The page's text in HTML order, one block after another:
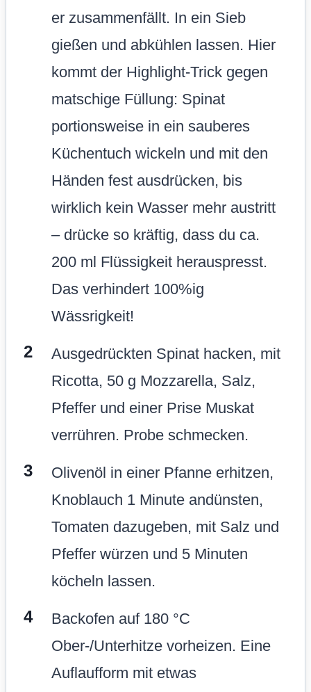
er zusammenfällt. In ein Sieb
gießen und abkühlen lassen. Hier
kommt der Highlight-Trick gegen
matschige Füllung: Spinat
portionsweise in ein sauberes
Küchentuch wickeln und mit den
Händen fest ausdrücken, bis
wirklich kein Wasser mehr austritt
– drücke so kräftig, dass du ca.
200 ml Flüssigkeit herauspresst.
Das verhindert 100%ig
Wässrigkeit!
Ausgedrückten Spinat hacken, mit
Ricotta, 50 g Mozzarella, Salz,
Pfeffer und einer Prise Muskat
verrühren. Probe schmecken.
Olivenöl in einer Pfanne erhitzen,
Knoblauch 1 Minute andünsten,
Tomaten dazugeben, mit Salz und
Pfeffer würzen und 5 Minuten
köcheln lassen.
Backofen auf 180 °C
Ober-/Unterhitze vorheizen. Eine
Auflaufform mit etwas